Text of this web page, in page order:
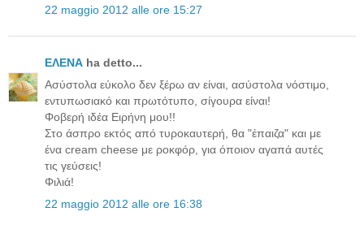
22 maggio 2012 alle ore 15:27
ΕΛΕΝΑ ha detto...
Ασύστολα εύκολο δεν ξέρω αν είναι, ασύστολα νόστιμο,
εντυπωσιακό και πρωτότυπο, σίγουρα είναι!
Φοβερή ιδέα Ειρήνη μου!!
Στο άσπρο εκτός από τυροκαυτερή, θα "έπαιζα" και με
ένα cream cheese με ροκφόρ, για όποιον αγαπά αυτές
τις γεύσεις!
Φιλιά!
22 maggio 2012 alle ore 16:38